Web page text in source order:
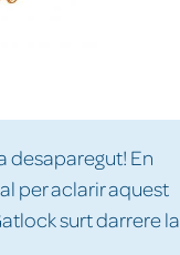
desaparegut! En
per aclarir aquest
surt darrere la